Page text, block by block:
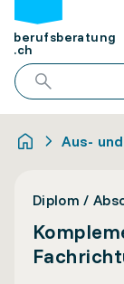
berufsberatung
.ch
Aus-
Diplom /